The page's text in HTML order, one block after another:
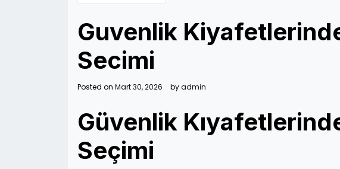
Guvenlik
Secimi
Posted on Mart 30, 2026 byadmin
Güvenlik
Seçimi